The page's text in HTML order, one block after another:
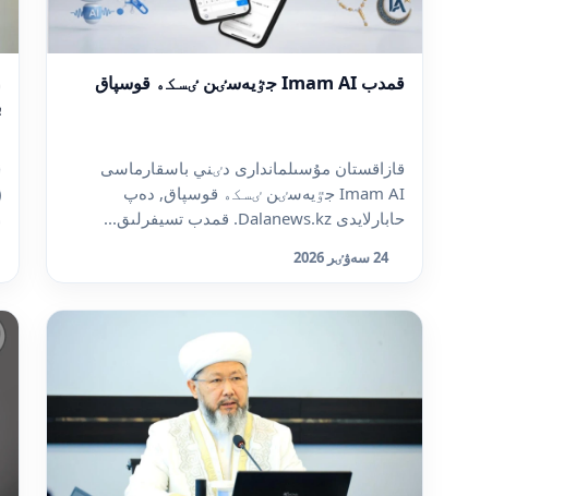
قمدب Imam AI جٷيەسٸن ٸسكە قوسپاق
قازاقستان مۇسىلماندارى دٸني باسقارماسى
Imam AI جٷيەسٸن ٸسكە قوسپاق, دەپ
حابارلايدى Dalanews.kz. قمدب تسيفرلىق...
24 سەۋٸر 2026